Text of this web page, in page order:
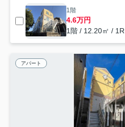
1階
4.6万円
1階 / 12.20㎡ / 1R
アパート